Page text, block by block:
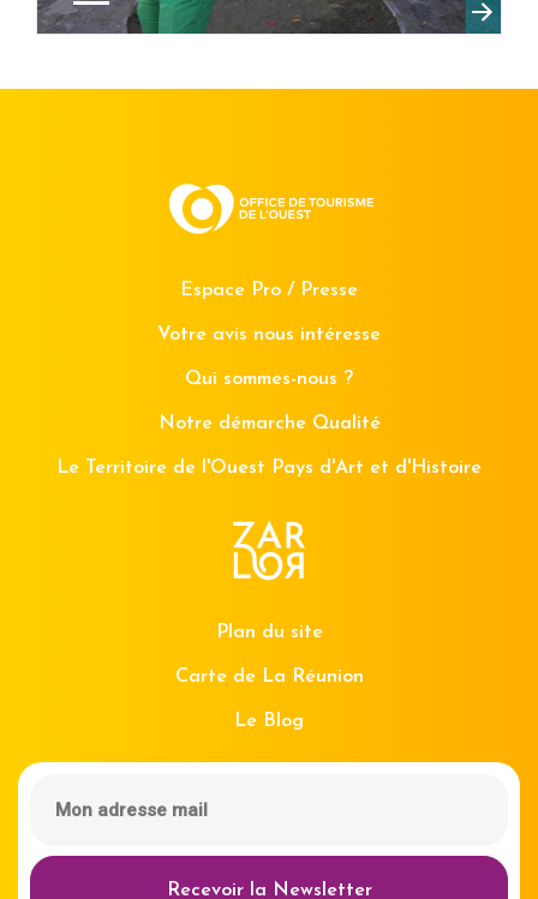
Espace Pro / Presse
Votre avis nous intéresse
Qui sommes-nous ?
Notre démarche Qualité
Le Territoire de l'Ouest Pays d'Art et d'Histoire
Plan du site
Carte de La Réunion
Le Blog
Recevoir la Newsletter